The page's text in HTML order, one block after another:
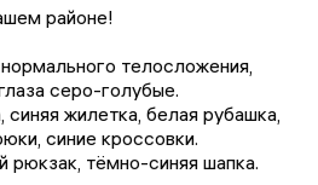
районе!
телосложения,
серо-голубые.
синяя жилетка, белая рубашка,
синие кроссовки.
рюкзак, тёмно-синяя шапка.